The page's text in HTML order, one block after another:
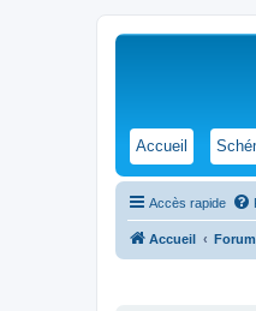
Accueil
Accès rapide
Accueil Forum